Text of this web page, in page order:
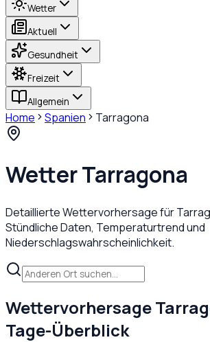
Wetter
Aktuell
Gesundheit
Freizeit
Allgemein
Home Spanien Tarragona
WetterTarragona
Detaillierte Wettervorhersage für
Stündliche Daten, Temperaturtrend und
Niederschlagswahrscheinlichkeit.
Wettervorhersage
Tage-Überblick